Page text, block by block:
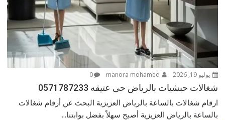
يوليو 19, 2026 0
شغالات حبشيات بالرياض حى عتيقه 0571787233
ارقام شغالات بالساعة بالرياض العزيزية البحث عن أرقام شغالات
بالساعة بالرياض العزيزية أصبح سهلاً بفضل بوابتنا...